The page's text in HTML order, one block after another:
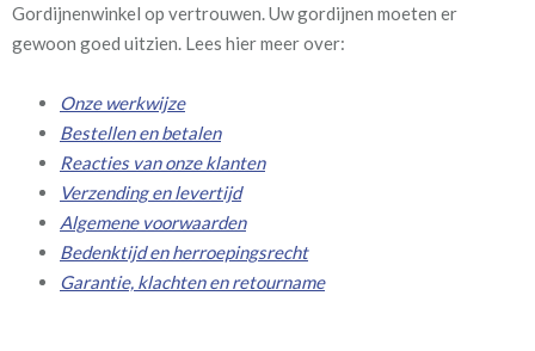
Gordijnenwinkel op vertrouwen. Uw gordijnen moeten er
gewoon goed uitzien. Lees hier meer over:
Onze werkwijze
Bestellen en betalen
Reacties van onze klanten
Verzending en levertijd
Algemene voorwaarden
Bedenktijd en herroepingsrecht
Garantie, klachten en retourname